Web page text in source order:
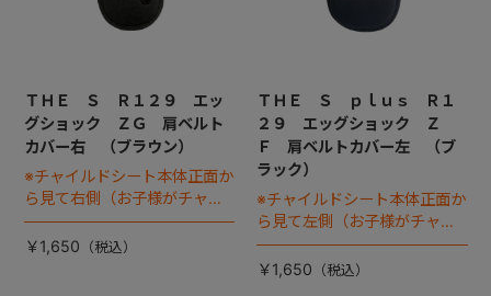
ＴＨＥ Ｓ Ｒ１２９ エッ
グショック ＺＧ 肩ベルト
カバー右 （ブラウン）
※チャイルドシート本体正面か
ら見て右側（お子様がチャイ
ルドシートに座った状態で左
手側となります。)
￥1,650
ＴＨＥ Ｓ ｐｌｕｓ Ｒ１
２９ エッグショック Ｚ
Ｆ 肩ベルトカバー左 （ブ
ラック）
※チャイルドシート本体正面か
ら見て左側（お子様がチャイ
ルドシートに座った状態で右
手側となります）
￥1,650